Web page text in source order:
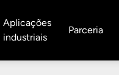
Aplicações
industriais
Parceria